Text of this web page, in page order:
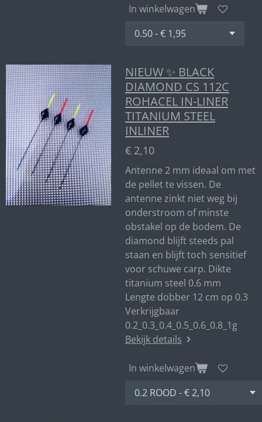
In winkelwagen
NIEUW ✨ BLACK
DIAMOND CS 112C
ROHACEL IN-LINER
TITANIUM STEEL
INLINER
€ 2,10
Antenne 2 mm ideaal om met
de pellet te vissen. De
antenne zinkt niet weg bij
onderstroom of minste
obstakel op de bodem. De
diamond blijft steeds pal
staan en blijft toch sensitief
voor schuwe carp. Dikte
titanium steel 0.6 mm
Lengte dobber 12 cm op 0.3
Verkrijgbaar
0.2_0.3_0.4_0.5_0.6_0.8_1g
Bekijk details
In winkelwagen